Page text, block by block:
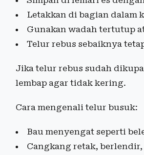
Letakkan di bagian dalam
Gunakan wadah tertutup
Telur rebus sebaiknya
Jika telur rebus sudah
lembap agar tidak kering.
Cara mengenali telur busuk:
Bau menyengat seperti
Cangkang retak,